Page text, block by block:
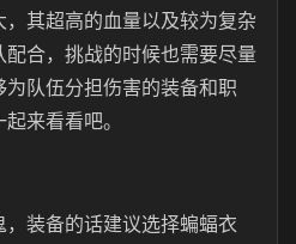
其超高的血量以及较为复杂
合，挑战的时候也需要尽量
队伍分担伤害的装备和职
来看看吧。
装备的话建议选择蝙蝠衣